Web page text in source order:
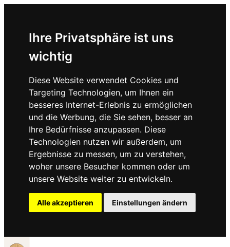
Ihre Privatsphäre ist uns
wichtig
Diese Website verwendet Cookies und
Targeting Technologien, um Ihnen ein
besseres Internet-Erlebnis zu ermöglichen
und die Werbung, die Sie sehen, besser an
Ihre Bedürfnisse anzupassen. Diese
Technologien nutzen wir außerdem, um
Ergebnisse zu messen, um zu verstehen,
woher unsere Besucher kommen oder um
unsere Website weiter zu entwickeln.
Alle akzeptieren Einstellungen ändern